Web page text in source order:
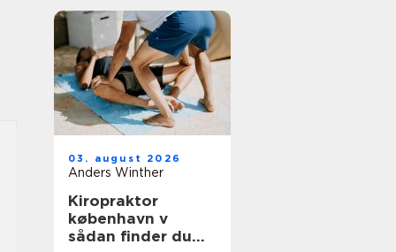
03. august 2026
Anders Winther
Kiropraktor
københavn v
sådan finder du